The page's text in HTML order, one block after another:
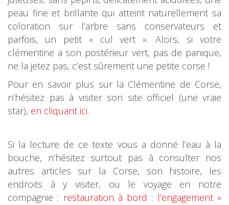
peau fine et brillante qui atteint naturellement sa
coloration sur l’arbre sans conservateurs et
parfois, un petit « cul vert ». Alors, si votre
clémentine a son postérieur vert, pas de panique,
ne la jetez pas, c’est sûrement une petite corse !
Pour en savoir plus sur la Clémentine de Corse,
n’hésitez pas à visiter son site officiel (une vraie
star), en cliquant ici.
Si la lecture de ce texte vous a donné l’eau à la
bouche, n’hésitez surtout pas à consulter nos
autres articles sur la Corse, son histoire, les
endroits à y visiter, ou le voyage en notre
compagnie : restauration à bord : l’engagement «